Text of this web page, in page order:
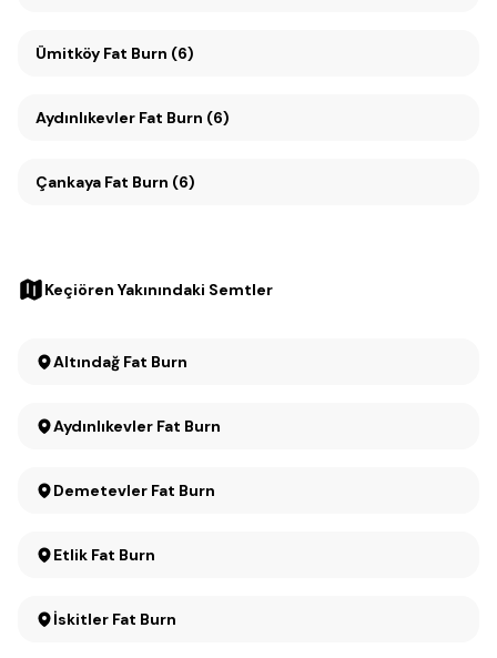
Ümitköy Fat Burn (6)
Aydınlıkevler Fat Burn (6)
Çankaya Fat Burn (6)
Keçiören Yakınındaki Semtler
Altındağ Fat Burn
Aydınlıkevler Fat Burn
Demetevler Fat Burn
Etlik Fat Burn
İskitler Fat Burn